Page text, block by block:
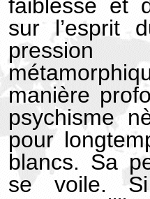
faiblesse et
sur l’esprit
pression
manière
psychisme
pour
blancs. Sa
se voile.